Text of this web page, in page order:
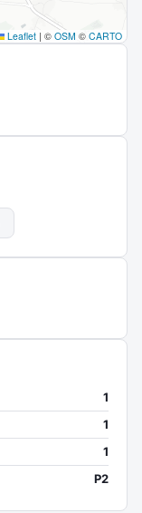
Leaflet | © OSM © CARTO
1
1
1
P2